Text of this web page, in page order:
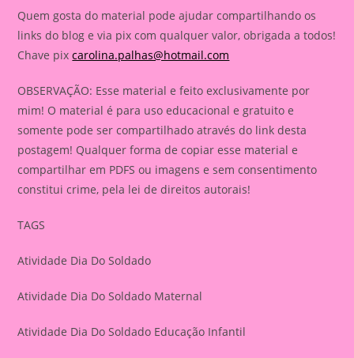
Quem gosta do material pode ajudar compartilhando os
links do blog e via pix com qualquer valor, obrigada a todos!
Chave pixcarolina.palhas@hotmail.com
OBSERVAÇÃO: Esse material e feito exclusivamente por
mim! O material é para uso educacional e gratuito e
somente pode ser compartilhado através do link desta
postagem! Qualquer forma de copiar esse material e
compartilhar em PDFS ou imagens e sem consentimento
constitui crime, pela lei de direitos autorais!
TAGS
Atividade Dia Do Soldado
Atividade Dia Do Soldado Maternal
Atividade Dia Do Soldado Educação Infantil